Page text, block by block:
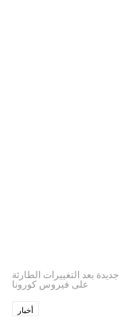
بعد التغييرات الطارئة
على فيروس كورونا
أخبار